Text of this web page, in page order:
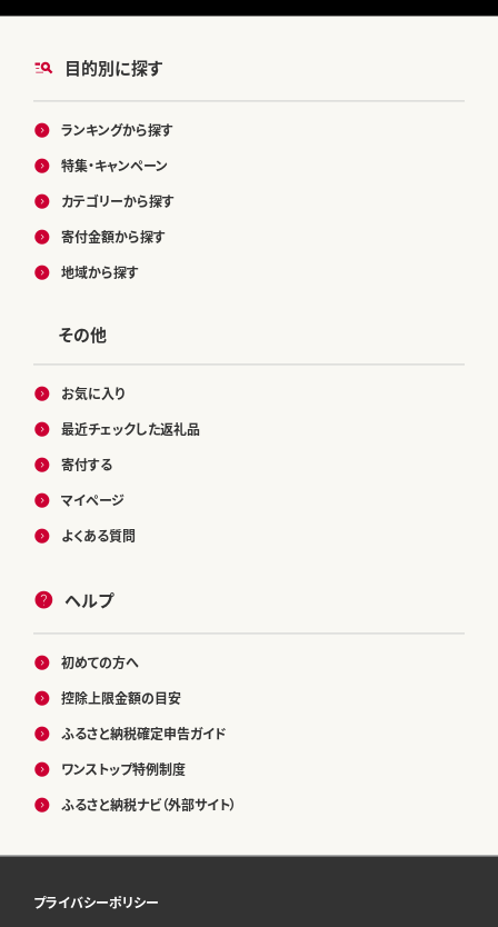
目的別に探す
ランキングから探す
特集・キャンペーン
カテゴリーから探す
寄付金額から探す
地域から探す
その他
お気に入り
最近チェックした返礼品
寄付する
マイページ
よくある質問
ヘルプ
初めての方へ
控除上限金額の目安
ふるさと納税確定申告ガイド
ワンストップ特例制度
ふるさと納税ナビ（外部サイト）
プライバシーポリシー